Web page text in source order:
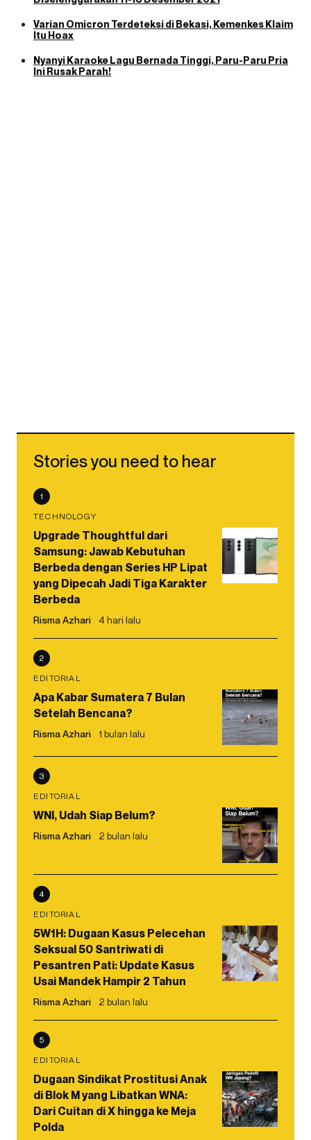
Varian Omicron Terdeteksi di Bekasi, Kemenkes Klaim
Itu Hoax
Nyanyi Karaoke Lagu Bernada Tinggi, Paru-Paru Pria
Ini Rusak Parah!
Stories you need to hear
1
TECHNOLOGY
Upgrade Thoughtful dari
Samsung: Jawab Kebutuhan
Berbeda dengan Series HP Lipat
yang Dipecah Jadi Tiga Karakter
Berbeda
Risma Azhari 4 hari lalu
2
EDITORIAL
Apa Kabar Sumatera 7 Bulan
Setelah Bencana?
Risma Azhari 1 bulan lalu
3
EDITORIAL
WNI, Udah Siap Belum?
Risma Azhari 2 bulan lalu
4
EDITORIAL
5W1H: Dugaan Kasus Pelecehan
Seksual 50 Santriwati di
Pesantren Pati: Update Kasus
Usai Mandek Hampir 2 Tahun
Risma Azhari 2 bulan lalu
5
EDITORIAL
Dugaan Sindikat Prostitusi Anak
di Blok M yang Libatkan WNA:
Dari Cuitan di X hingga ke Meja
Polda